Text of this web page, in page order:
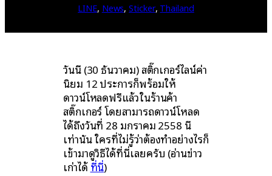
LINE, News, Sticker, Thailand
วันนี้ (30 ธันวาคม) สติ๊กเกอร์ไลน์ค่า
นิยม 12 ประการก็พร้อมให้
ดาวน์โหลดฟรีแล้วในร้านค้า
สติ๊กเกอร์ โดยสามารถดาวน์โหลด
ได้ถึงวันที่ 28 มกราคม 2558 นี้
เท่านั้น ใครที่ไม่รู้ว่าต้องทำอย่างไรก็
เข้ามาดูวิธีได้ที่นี่เลยครับ (อ่านข่าว
เก่าได้ที่นี่)